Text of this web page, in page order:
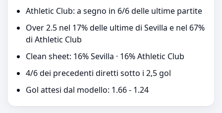
Athletic Club: a segno in 6/6 delle ultime partite
Over 2.5 nel 17% delle ultime di Sevilla e nel 67%
di Athletic Club
Clean sheet: 16% Sevilla · 16% Athletic Club
4/6 dei precedenti diretti sotto i 2,5 gol
Gol attesi dal modello: 1.66 - 1.24